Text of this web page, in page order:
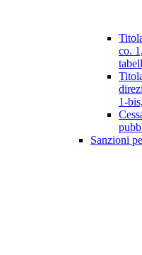
co.
1-
Sanzioni